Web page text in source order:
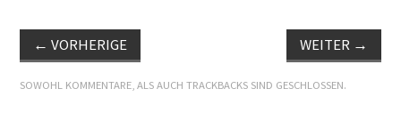
← VORHERIGE WEITER →
SOWOHL KOMMENTARE, ALS AUCH TRACKBACKS SIND GESCHLOSSEN.